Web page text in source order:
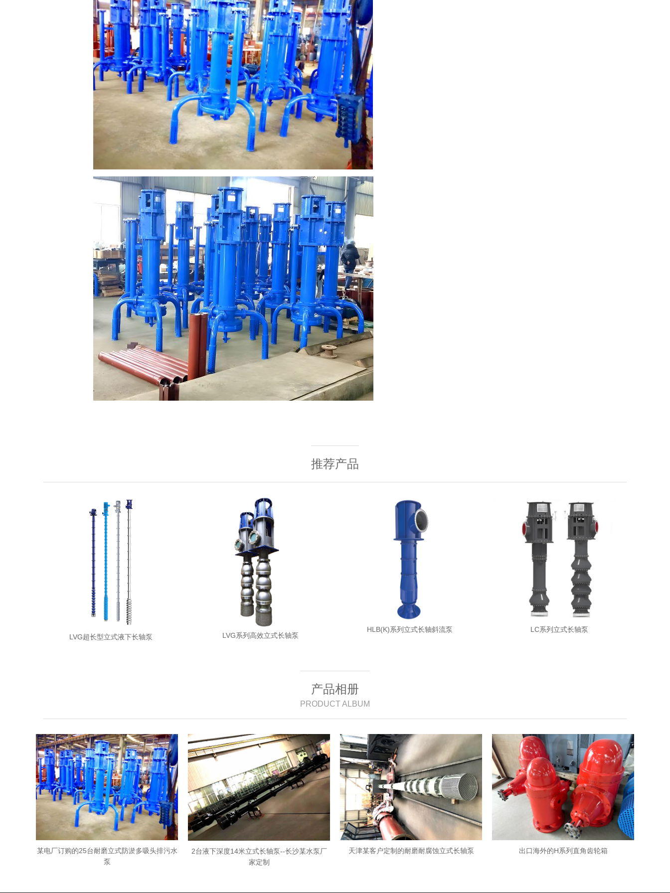
推荐产品
LVG超长型立式液下长轴泵 LVG系列高效立式长轴泵
HLB(K)系列立式长轴斜流泵 LC系列立式长轴泵
产品相册
PRODUCT ALBUM
某电厂订购的25台耐磨立式防淤多吸头排污水
泵
2台液下深度14米立式长轴泵--长沙某水泵厂
家定制
天津某客户定制的耐磨耐腐蚀立式长轴泵 出口海外的H系列直角齿轮箱